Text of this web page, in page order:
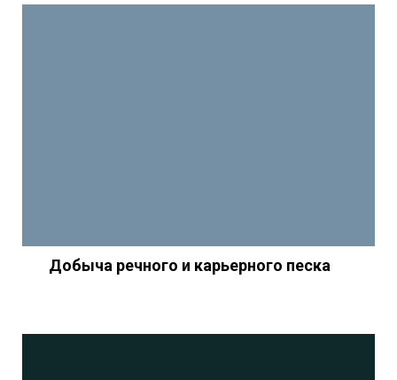
Добыча речного и карьерного песка